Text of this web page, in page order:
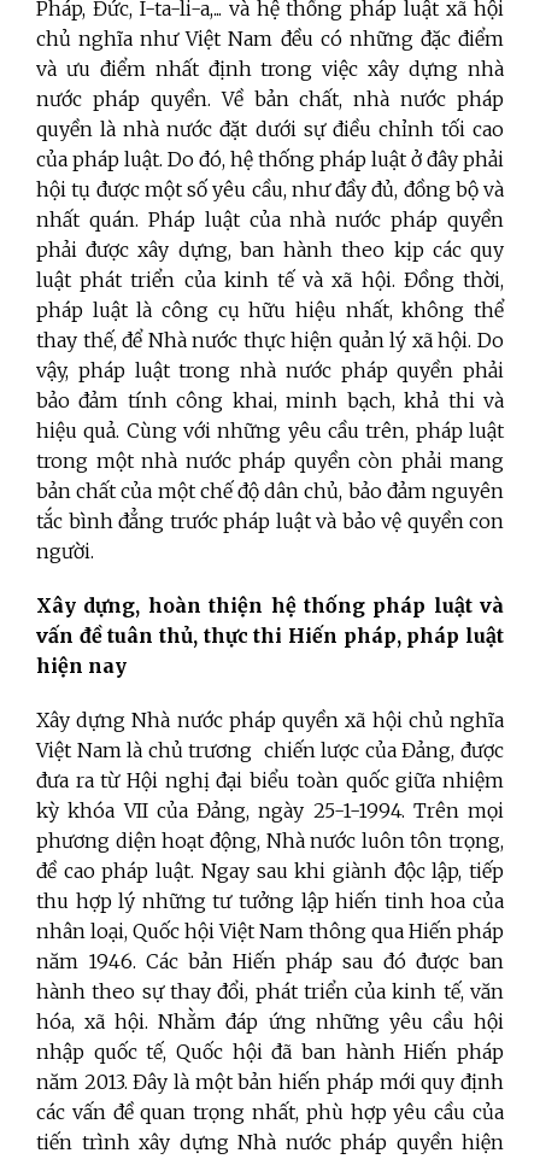
Pháp, Đức, I-ta-li-a,... và hệ thống pháp luật xã hội
chủ nghĩa như Việt Nam đều có những đặc điểm
và ưu điểm nhất định trong việc xây dựng nhà
nước pháp quyền. Về bản chất, nhà nước pháp
quyền là nhà nước đặt dưới sự điều chỉnh tối cao
của pháp luật. Do đó, hệ thống pháp luật ở đây phải
hội tụ được một số yêu cầu, như đầy đủ, đồng bộ và
nhất quán. Pháp luật của nhà nước pháp quyền
phải được xây dựng, ban hành theo kịp các quy
luật phát triển của kinh tế và xã hội. Đồng thời,
pháp luật là công cụ hữu hiệu nhất, không thể
thay thế, để Nhà nước thực hiện quản lý xã hội. Do
vậy, pháp luật trong nhà nước pháp quyền phải
bảo đảm tính công khai, minh bạch, khả thi và
hiệu quả. Cùng với những yêu cầu trên, pháp luật
trong một nhà nước pháp quyền còn phải mang
bản chất của một chế độ dân chủ, bảo đảm nguyên
tắc bình đẳng trước pháp luật và bảo vệ quyền con
người.
Xây dựng, hoàn thiện hệ thống pháp luật và
vấn đề tuân thủ, thực thi Hiến pháp, pháp luật
hiện nay
Xây dựng Nhà nước pháp quyền xã hội chủ nghĩa
Việt Nam là chủ trương chiến lược của Đảng, được
đưa ra từ Hội nghị đại biểu toàn quốc giữa nhiệm
kỳ khóa VII của Đảng, ngày 25-1-1994. Trên mọi
phương diện hoạt động, Nhà nước luôn tôn trọng,
đề cao pháp luật. Ngay sau khi giành độc lập, tiếp
thu hợp lý những tư tưởng lập hiến tinh hoa của
nhân loại, Quốc hội Việt Nam thông qua Hiến pháp
năm 1946. Các bản Hiến pháp sau đó được ban
hành theo sự thay đổi, phát triển của kinh tế, văn
hóa, xã hội. Nhằm đáp ứng những yêu cầu hội
nhập quốc tế, Quốc hội đã ban hành Hiến pháp
năm 2013. Đây là một bản hiến pháp mới quy định
các vấn đề quan trọng nhất, phù hợp yêu cầu của
tiến trình xây dựng Nhà nước pháp quyền hiện